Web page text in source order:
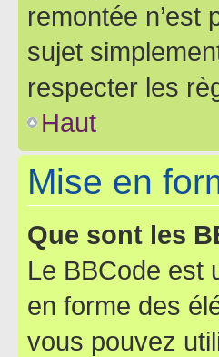
remontée n’est
sujet
respecter les
Haut
Mise en
Que sont les
Le BBCode est
en forme des
vous pouvez